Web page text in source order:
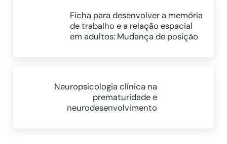
Ficha para desenvolver a memória
de trabalho e a relação espacial
em adultos: Mudança de posição
Neuropsicologia clínica na
prematuridade e
neurodesenvolvimento